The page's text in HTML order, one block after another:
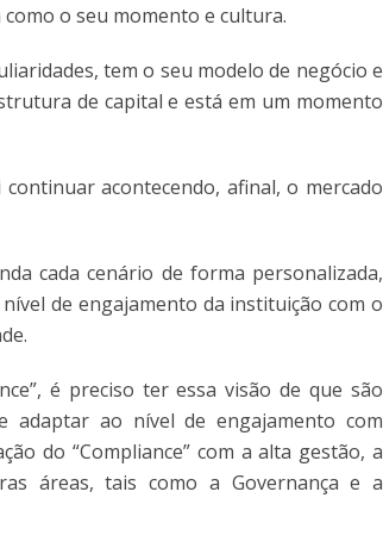
o seu momento e cultura.
tem o seu modelo de negócio e
de capital e está em um momento
acontecendo, afinal, o mercado
cada cenário de forma personalizada,
de engajamento da instituição com o
é preciso ter essa visão de que são
adaptar ao nível de engajamento com
do “Compliance” com a alta gestão, a
áreas, tais como a Governança e a